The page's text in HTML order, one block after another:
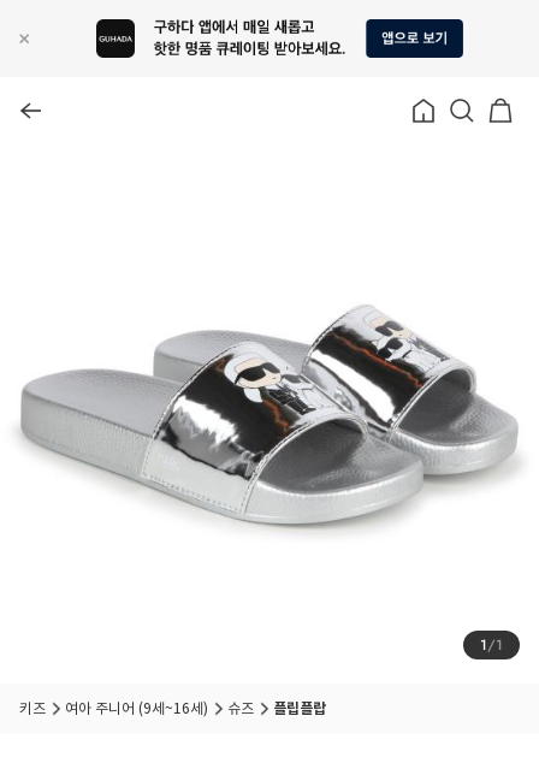
1/1
품절 임박 상품입니다
키즈 여아 주니어 (9세~16세) 슈즈 플립플랍